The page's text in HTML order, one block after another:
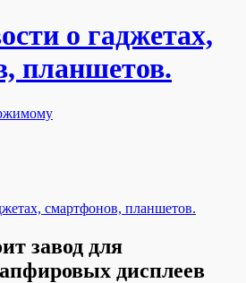
о гаджетах,
планшетов.
завод для
дисплеев